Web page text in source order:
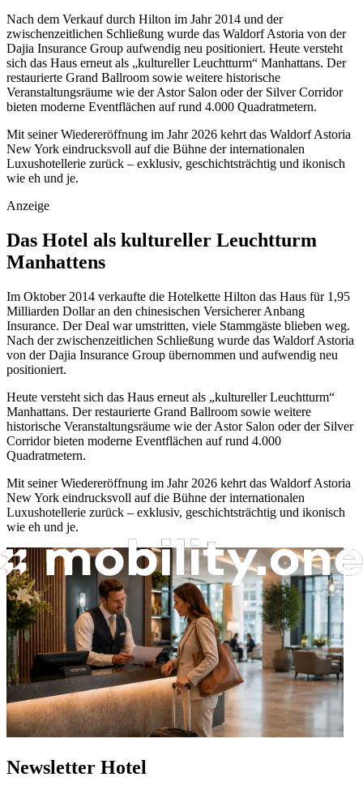
Nach dem Verkauf durch Hilton im Jahr 2014 und der
zwischenzeitlichen Schließung wurde das Waldorf Astoria von der
Dajia Insurance Group aufwendig neu positioniert. Heute versteht
sich das Haus erneut als „kultureller Leuchtturm“ Manhattans. Der
restaurierte Grand Ballroom sowie weitere historische
Veranstaltungsräume wie der Astor Salon oder der Silver Corridor
bieten moderne Eventflächen auf rund 4.000 Quadratmetern.
Mit seiner Wiedereröffnung im Jahr 2026 kehrt das Waldorf Astoria
New York eindrucksvoll auf die Bühne der internationalen
Luxushotellerie zurück – exklusiv, geschichtsträchtig und ikonisch
wie eh und je.
Anzeige
Das Hotel als kultureller Leuchtturm
Manhattens
Im Oktober 2014 verkaufte die Hotelkette Hilton das Haus für 1,95
Milliarden Dollar an den chinesischen Versicherer Anbang
Insurance. Der Deal war umstritten, viele Stammgäste blieben weg.
Nach der zwischenzeitlichen Schließung wurde das Waldorf Astoria
von der Dajia Insurance Group übernommen und aufwendig neu
positioniert.
Heute versteht sich das Haus erneut als „kultureller Leuchtturm“
Manhattans. Der restaurierte Grand Ballroom sowie weitere
historische Veranstaltungsräume wie der Astor Salon oder der Silver
Corridor bieten moderne Eventflächen auf rund 4.000
Quadratmetern.
Mit seiner Wiedereröffnung im Jahr 2026 kehrt das Waldorf Astoria
New York eindrucksvoll auf die Bühne der internationalen
Luxushotellerie zurück – exklusiv, geschichtsträchtig und ikonisch
wie eh und je.
Newsletter Hotel